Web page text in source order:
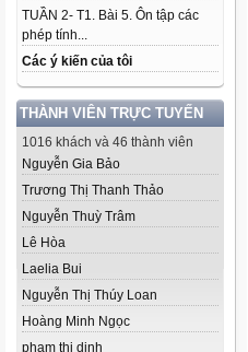
TUẦN 2- T1. Bài 5. Ôn tập các
phép tính...
Các ý kiến của tôi
THÀNH VIÊN TRỰC TUYẾN
1016 khách và 46 thành viên
Nguyễn Gia Bảo
Trương Thị Thanh Thảo
Nguyễn Thuỳ Trâm
Lê Hòa
Laelia Bui
Nguyễn Thị Thúy Loan
Hoàng Minh Ngọc
phạm thị dinh